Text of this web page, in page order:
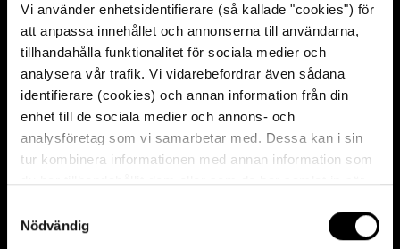
Vi använder enhetsidentifierare (så kallade "cookies") för
att anpassa innehållet och annonserna till användarna,
tillhandahålla funktionalitet för sociala medier och
analysera vår trafik. Vi vidarebefordrar även sådana
identifierare (cookies) och annan information från din
enhet till de sociala medier och annons- och
analysföretag som vi samarbetar med. Dessa kan i sin
tur kombinera informationen med annan information som
du har tillhandahållit dem eller som de har samlat in när
cookies.
Nödvändig
Publicerad2025
Arkeologisk rapport 2012:7
Förbifart Norrtälje Norrtäljeån
Arkeologisk utredning
Det här är ett PDF-dokument